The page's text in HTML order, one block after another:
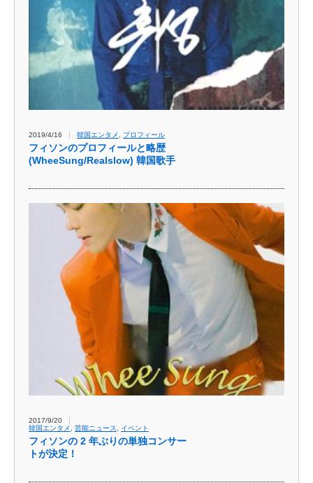
2019/4/16 韓国エンタメ プロフィール
フィソンのプロフィールと略歴
(WheeSung/Realslow) 韓国歌手
2017/9/20
韓国エンタメ
芸能ニュース イベント
フィソンの 2 年ぶりの単独コンサー
トが決定！